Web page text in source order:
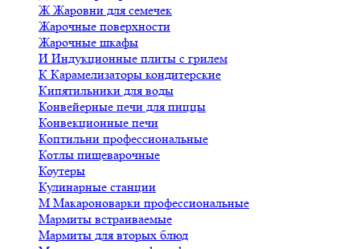
ЖЖаровни для семечек
Жарочные поверхности
Жарочные шкафы
И Индукционные плиты с грилем
К Карамелизаторы кондитерские
Кипятильники для воды
Конвейерные печи для пиццы
Конвекционные печи
Коптильни профессиональные
Котлы пищеварочные
Коутеры
Кулинарные станции
М Макароноварки профессиональные
Мармиты встраиваемые
Мармиты для вторых блюд